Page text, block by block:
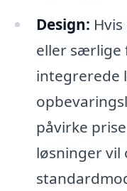
Design:
eller særlige
integrerede
påvirke
løsninger